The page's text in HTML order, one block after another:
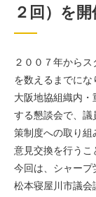
２回）を
２００７年から
を数えるまでにな
大阪地協組織内
する懇談会で、議
策制度への取り組
意見交換を行うこ
今回は、シャープ
松本寝屋川市議会